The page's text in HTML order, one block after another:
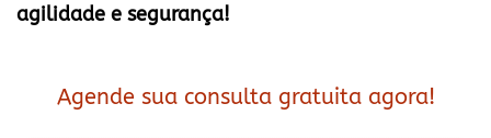
agilidade e segurança!
Agende sua consulta gratuita agora!